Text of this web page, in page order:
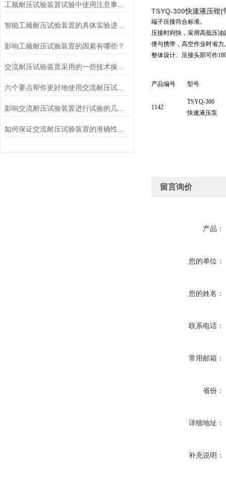
工频耐压试验装置试验中使用注意事项以及影响要素
智能工频耐压试验装置的具体实验进行结构分析
影响工频耐压试验装置的因素有哪些？
交流耐压试验装置采用的一些技术操作分享
六个要点帮你更好地使用交流耐压试验装置！
影响交流耐压试验装置进行试验的几个因素
TSYQ-300快速液压钳(
端子压接符合标准。
压接时间快，采用高低压
便与携带，高空作业时省力
整体设计、压接头部可作
产品编号 型号
1142
TSYQ-300
快速液压泵
留言询价
产品：
您的单位：
您的姓名：
联系电话：
常用邮箱：
省份：
详细地址：
补充说明：